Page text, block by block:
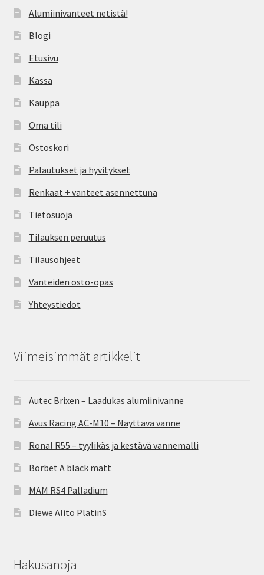
Alumiinivanteet netistä!
Blogi
Etusivu
Kassa
Kauppa
Oma tili
Ostoskori
Palautukset ja hyvitykset
Renkaat + vanteet asennettuna
Tietosuoja
Tilauksen peruutus
Tilausohjeet
Vanteiden osto-opas
Yhteystiedot
Viimeisimmät artikkelit
Autec Brixen – Laadukas alumiinivanne
Avus Racing AC-M10 – Näyttävä vanne
Ronal R55 – tyylikäs ja kestävä vannemalli
Borbet A black matt
MAM RS4 Palladium
Diewe Alito PlatinS
Hakusanoja